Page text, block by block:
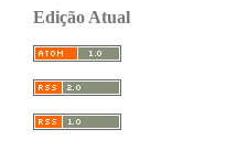
Edição Atual